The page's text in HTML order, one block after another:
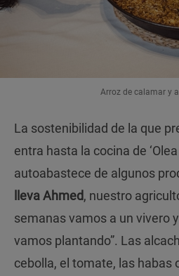
Arroz de calamar y
La sostenibilidad de la que
entra hasta la cocina de
autoabastece de algunos
lleva Ahmed, nuestro
semanas vamos a un vivero
vamos plantando”. Las
cebolla, el tomate, las habas